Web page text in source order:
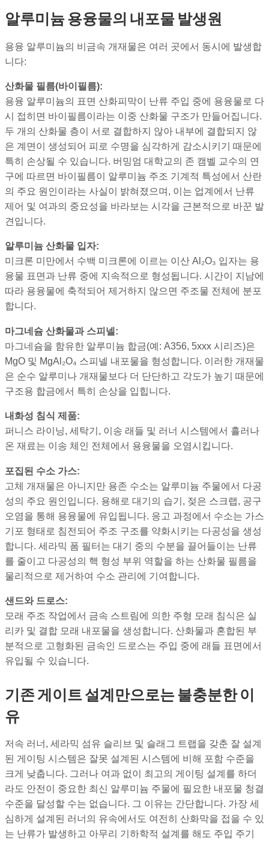
알루미늄 용융물의 내포물 발생원
용융 알루미늄의 비금속 개재물은 여러 곳에서 동시에 발생합
니다:
산화물 필름(바이필름):
용융 알루미늄의 표면 산화피막이 난류 주입 중에 용융물로 다
시 접히면 바이필름이라는 이중 산화물 구조가 만들어집니다.
두 개의 산화물 층이 서로 결합하지 않아 내부에 결합되지 않
은 계면이 생성되어 피로 수명을 심각하게 감소시키기 때문에
특히 손상될 수 있습니다. 버밍엄 대학교의 존 캠벨 교수의 연
구에 따르면 바이필름이 알루미늄 주조 기계적 특성에서 산란
의 주요 원인이라는 사실이 밝혀졌으며, 이는 업계에서 난류
제어 및 여과의 중요성을 바라보는 시각을 근본적으로 바꾼 발
견입니다.
알루미늄 산화물 입자:
미크론 미만에서 수백 미크론에 이르는 이산 Al₂O₃ 입자는 용
융물 표면과 난류 중에 지속적으로 형성됩니다. 시간이 지남에
따라 용융물에 축적되어 제거하지 않으면 주조물 전체에 분포
합니다.
마그네슘 산화물과 스피넬:
마그네슘을 함유한 알루미늄 합금(예: A356, 5xxx 시리즈)은
MgO 및 MgAl₂O₄ 스피넬 내포물을 형성합니다. 이러한 개재물
은 순수 알루미나 개재물보다 더 단단하고 각도가 높기 때문에
구조용 합금에서 특히 손상을 입힙니다.
내화성 침식 제품:
퍼니스 라이닝, 세탁기, 이송 래들 및 러너 시스템에서 흘러나
온 재료는 이송 체인 전체에서 용융물을 오염시킵니다.
포집된 수소 가스:
고체 개재물은 아니지만 용존 수소는 알루미늄 주물에서 다공
성의 주요 원인입니다. 용해로 대기의 습기, 젖은 스크랩, 공구
오염을 통해 용융물에 유입됩니다. 응고 과정에서 수소는 가스
기포 형태로 침전되어 주조 구조를 약화시키는 다공성을 생성
합니다. 세라믹 폼 필터는 대기 중의 수분을 끌어들이는 난류
를 줄이고 다공성의 핵 형성 부위 역할을 하는 산화물 필름을
물리적으로 제거하여 수소 관리에 기여합니다.
샌드와 드로스:
모래 주조 작업에서 금속 스트림에 의한 주형 모래 침식은 실
리카 및 결합 모래 내포물을 생성합니다. 산화물과 혼합된 부
분적으로 고형화된 금속인 드로스는 주입 중에 래들 표면에서
유입될 수 있습니다.
기존 게이트 설계만으로는 불충분한 이
유
저속 러너, 세라믹 섬유 슬리브 및 슬래그 트랩을 갖춘 잘 설계
된 게이팅 시스템은 잘못 설계된 시스템에 비해 포함 수준을
크게 낮춥니다. 그러나 여과 없이 최고의 게이팅 설계를 하더
라도 안전이 중요한 최신 알루미늄 주물에 필요한 내포물 청결
수준을 달성할 수는 없습니다. 그 이유는 간단합니다. 가장 세
심하게 설계된 러너의 유속에서도 여전히 산화막을 접을 수 있
는 난류가 발생하고 아무리 기하학적 설계를 해도 주입 주기